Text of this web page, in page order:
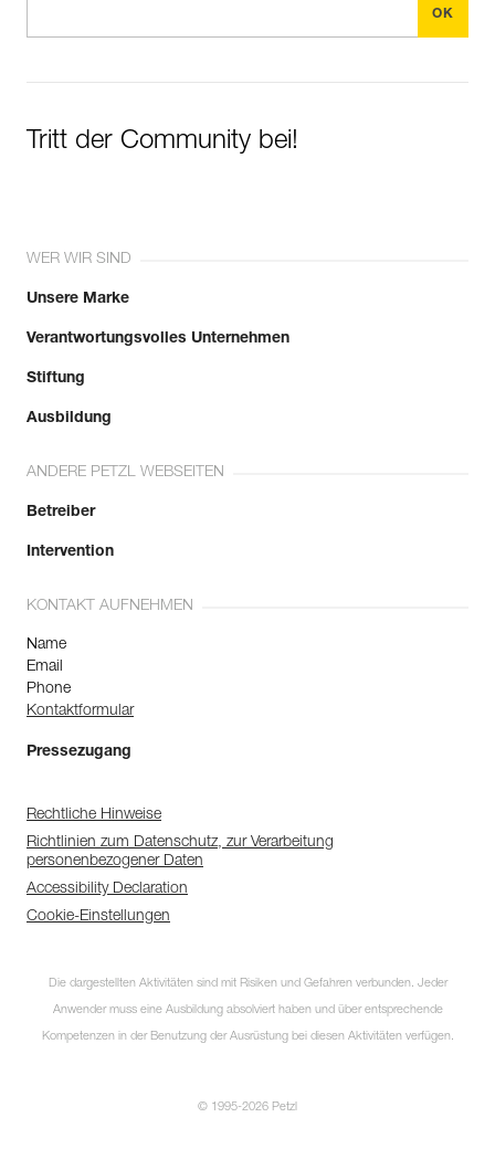
Tritt der Community bei!
WER WIR SIND
Unsere Marke
Verantwortungsvolles Unternehmen
Stiftung
Ausbildung
ANDERE PETZL WEBSEITEN
Betreiber
Intervention
KONTAKT AUFNEHMEN
Name
Email
Phone
Kontaktformular
Pressezugang
Rechtliche Hinweise
Richtlinien zum Datenschutz, zur Verarbeitung
personenbezogener Daten
Accessibility Declaration
Cookie-Einstellungen
Die dargestellten Aktivitäten sind mit Risiken und Gefahren verbunden. Jeder
Anwender muss eine Ausbildung absolviert haben und über entsprechende
Kompetenzen in der Benutzung der Ausrüstung bei diesen Aktivitäten verfügen.
© 1995-2026 Petzl